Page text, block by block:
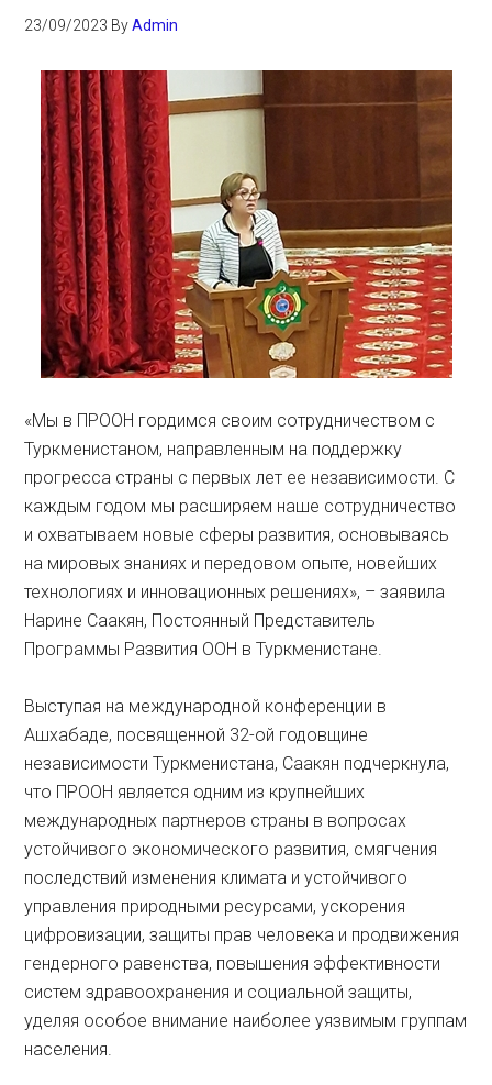
23/09/2023 ByAdmin
«Мы в ПРООН гордимся своим сотрудничеством с
Туркменистаном, направленным на поддержку
прогресса страны с первых лет ее независимости. С
каждым годом мы расширяем наше сотрудничество
и охватываем новые сферы развития, основываясь
на мировых знаниях и передовом опыте, новейших
технологиях и инновационных решениях», – заявила
Нарине Саакян, Постоянный Представитель
Программы Развития ООН в Туркменистане.
Выступая на международной конференции в
Ашхабаде, посвященной 32-ой годовщине
независимости Туркменистана, Саакян подчеркнула,
что ПРООН является одним из крупнейших
международных партнеров страны в вопросах
устойчивого экономического развития, смягчения
последствий изменения климата и устойчивого
управления природными ресурсами, ускорения
цифровизации, защиты прав человека и продвижения
гендерного равенства, повышения эффективности
систем здравоохранения и социальной защиты,
уделяя особое внимание наиболее уязвимым группам
населения.